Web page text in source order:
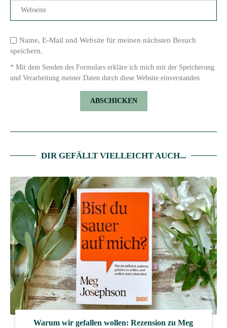
Name, E-Mail und Website für meinen nächsten Besuch
speichern.
* Mit dem Senden des Formulars erkläre ich mich mit der Speicherung
und Verarbeitung meiner Daten durch diese Website einverstanden.
DIR GEFÄLLT VIELLEICHT AUCH...
Warum wir gefallen wollen: Rezension zu Meg